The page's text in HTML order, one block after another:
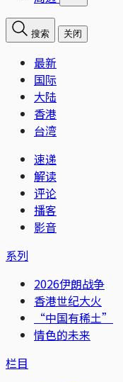
搜索 关闭
最新
国际
大陆
香港
台湾
速递
解读
评论
播客
影音
系列
2026伊朗战争
香港世纪大火
“中国有稀土”
情色的未来
栏目